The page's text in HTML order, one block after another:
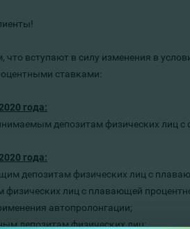
вступают в силу изменения в
ставками:
года:
депозитам физических лиц с
года:
депозитам физических лиц с
физических лиц с плавающей
автопролонгации;
депозитамфизических лиц;